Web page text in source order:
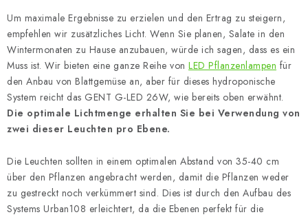
Um maximale Ergebnisse zu erzielen und den Ertrag zu steigern,
empfehlen wir zusätzliches Licht. Wenn Sie planen, Salate in den
Wintermonaten zu Hause anzubauen, würde ich sagen, dass es ein
Muss ist. Wir bieten eine ganze Reihe von LED Pflanzenlampen für
den Anbau von Blattgemüse an, aber für dieses hydroponische
System reicht das GENT G-LED 26W, wie bereits oben erwähnt.
Die optimale Lichtmenge erhalten Sie bei Verwendung von
zwei dieser Leuchten pro Ebene.
Die Leuchten sollten in einem optimalen Abstand von 35-40 cm
über den Pflanzen angebracht werden, damit die Pflanzen weder
zu gestreckt noch verkümmert sind. Dies ist durch den Aufbau des
Systems Urban108 erleichtert, da die Ebenen perfekt für die